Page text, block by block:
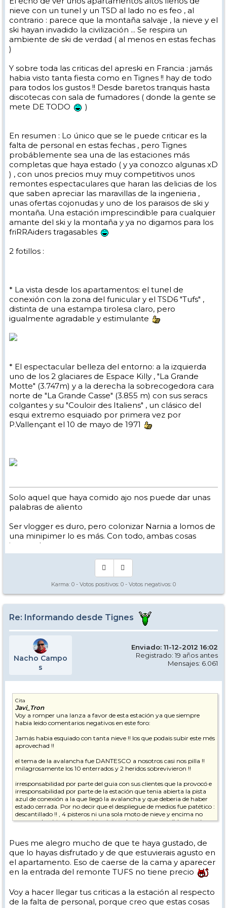
nieve con un tunel y un TSD al lado no es feo , al
contrario : parece que la montaña salvaje , la nieve y el
ski hayan invadido la civilización ... Se respira un
ambiente de ski de verdad ( al menos en estas fechas
)
Y sobre toda las criticas del apreski en Francia : jamás
habia visto tanta fiesta como en Tignes !! hay de todo
para todos los gustos !! Desde baretos tranquis hasta
discotecas con sala de fumadores ( donde la gente se
mete DE TODO
)
En resumen : Lo único que se le puede criticar es la
falta de personal en estas fechas , pero Tignes
probáblemente sea una de las estaciones más
completas que haya estado ( y ya conozco algunas xD
) , con unos precios muy muy competitivos unos
remontes espectaculares que haran las delicias de los
que saben apreciar las maravillas de la ingenieria ,
unas ofertas cojonudas y uno de los paraisos de ski y
montaña. Una estación imprescindible para cualquier
amante del ski y la montaña y ya no digamos para los
friRRAiders tragasables
2 fotillos :
* La vista desde los apartamentos: el tunel de
conexión con la zona del funicular y el TSD6 "Tufs" ,
distinta de una estampa tirolesa claro, pero
igualmente agradable y estimulante
* El espectacular belleza del entorno: a la izquierda
uno de los 2 glaciares de Espace Killy , "La Grande
Motte" (3.747m) y a la derecha la sobrecogedora cara
norte de "La Grande Casse" (3.855 m) con sus seracs
colgantes y su "Couloir des Italiens" , un clásico del
esqui extremo esquiado por primera vez por
P.Vallençant el 10 de mayo de 1971
Solo aquel que haya comido ajo nos puede dar unas
palabras de aliento
Ser vlogger es duro, pero colonizar Narnia a lomos de
una minipimer lo es más. Con todo, ambas cosas
intento hacer.
Yo hago esquí extremo : voy de extremo a extremo
Los caminos del esquí son inescrotables ...
Karma: 0 - Votos positivos: 0 - Votos negativos: 0
Re: Informando desde Tignes
Nacho Campo
s
Enviado: 11-12-2012 16:02
Registrado: 19 años antes
Mensajes: 6.061
Cita
Javi_Tron
Voy a romper una lanza a favor de esta estación ya que siempre
habia leido comentarios negativos en este foro:
Jamás habia esquiado con tanta nieve !! los que podais subir este més
aprovechad !!
el tema de la avalancha fue DANTESCO a nosotros casi nos pilla !!
milagrosamente los 10 enterrados y 2 heridos sobrevivieron !!
irresponsabilidad por parte del guia con sus clientes que la provocó e
irresponsabilidad por parte de la estación que tenia abierta la pista
azul de conexión a la que llegó la avalancha y que deberia de haber
estado cerrada. Por no decir que el despliegue de medios fue patético :
descantillado !! , 4 pisteros ni una sola moto de nieve y encima no
cerraron la pista , ni una triste cinta , algo incomprensible , seguia
muy tarde mas de 30 min tarde y en condiciones normales se
hubieran encontrado con 10 cadaveres : un zero para la estación !!!
Tignes - destiñes es una estación brutal , increible , pero en estas
fechas la vi muy muy muy dejada de la mano de dios , no se ve
Al parecer como la fecha "oficial" de apertura es sobre el dia 25 , aún
no deben haber contratado a todo el personal .... uno de los dias nos
Pues me alegro mucho de que te haya gustado, de
que lo hayas disfrutado y de que estuvierais agusto en
el apartamento. Eso de caerse de la cama y aparecer
en la entrada del remonte TUFS no tiene precio
Voy a hacer llegar tus criticas a la estación al respecto
de la falta de personal, porque creo que estas cosas